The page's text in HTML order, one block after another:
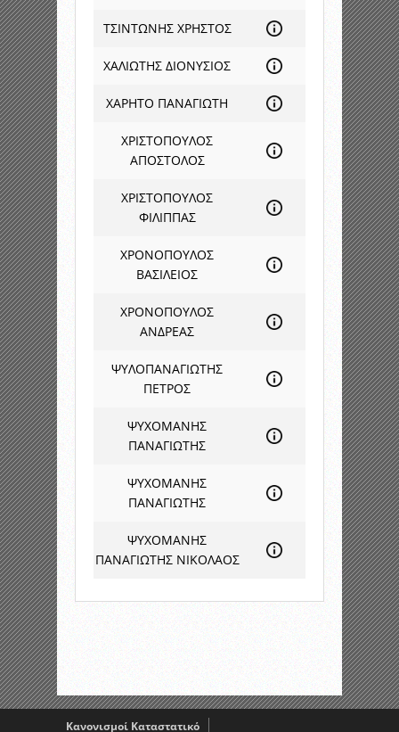
ΤΣΙΝΤΩΝΗΣ ΧΡΗΣΤΟΣ
ΧΑΛΙΩΤΗΣ ΔΙΟΝΥΣΙΟΣ
ΧΑΡΗΤΟ ΠΑΝΑΓΙΩΤΗ
ΧΡΙΣΤΟΠΟΥΛΟΣ
ΑΠΟΣΤΟΛΟΣ
ΧΡΙΣΤΟΠΟΥΛΟΣ
ΦΙΛΙΠΠΑΣ
ΧΡΟΝΟΠΟΥΛΟΣ
ΒΑΣΙΛΕΙΟΣ
ΧΡΟΝΟΠΟΥΛΟΣ
ΑΝΔΡΕΑΣ
ΨΥΛΟΠΑΝΑΓΙΩΤΗΣ
ΠΕΤΡΟΣ
ΨΥΧΟΜΑΝΗΣ
ΠΑΝΑΓΙΩΤΗΣ
ΨΥΧΟΜΑΝΗΣ
ΠΑΝΑΓΙΩΤΗΣ
ΨΥΧΟΜΑΝΗΣ
ΠΑΝΑΓΙΩΤΗΣ ΝΙΚΟΛΑΟΣ
Κανονισμοί Καταστατικό